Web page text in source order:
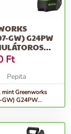
GW) G24PW
Ft
Pepita
mint Greenworks
GW) G24PW
Magasnyomású